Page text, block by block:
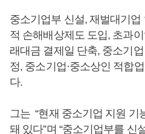
중소기업부 신설, 재벌대기
적 손해배상제도 도입, 초과
래대금 결제일 단축, 중소기
정, 중소기업·중소상인 적합
다.
그는 “현재 중소기업 지원 기
돼 있다”며 “중소기업부를 신